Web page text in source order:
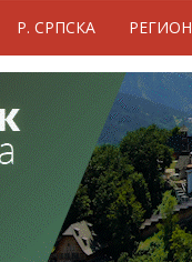
Р. СРПСКА РЕГИОН